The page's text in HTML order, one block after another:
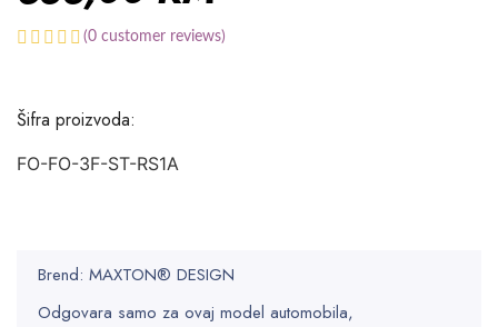
(0 customer reviews)
Šifra proizvoda:
FO-FO-3F-ST-RS1A
Brend: MAXTON® DESIGN
Odgovara samo za ovaj model automobila,